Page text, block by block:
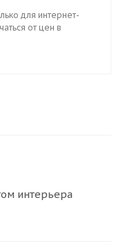
для интернет-
от цен в
интерьера